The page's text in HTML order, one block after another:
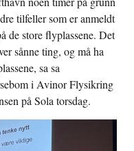
tilfeller som er anmeldt
de store flyplassene. Det
sånne ting, og må ha
sa sa
i Avinor Flysikring
på Sola torsdag.